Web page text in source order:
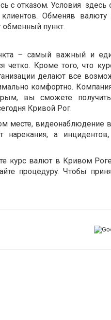
с отказом. Условия здесь
Обменяв
обменный пункт.
– самый важный и
четко. Кроме того, что
делают все
комфортно.
вы сможете
Кривой Рог.
месте, видеонаблюдение
а
курс валют в Кривом
процедуру. Чтобы